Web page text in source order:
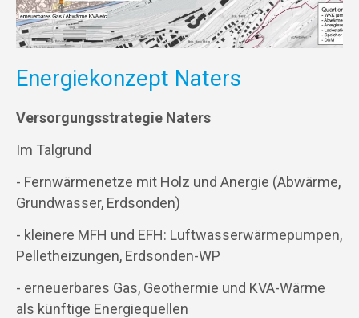
Energiekonzept Naters
Versorgungsstrategie Naters
Im Talgrund
- Fernwärmenetze mit Holz und Anergie (Abwärme,
Grundwasser, Erdsonden)
- kleinere MFH und EFH: Luftwasserwärmepumpen,
Pelletheizungen, Erdsonden-WP
- erneuerbares Gas, Geothermie und KVA-Wärme
als künftige Energiequellen